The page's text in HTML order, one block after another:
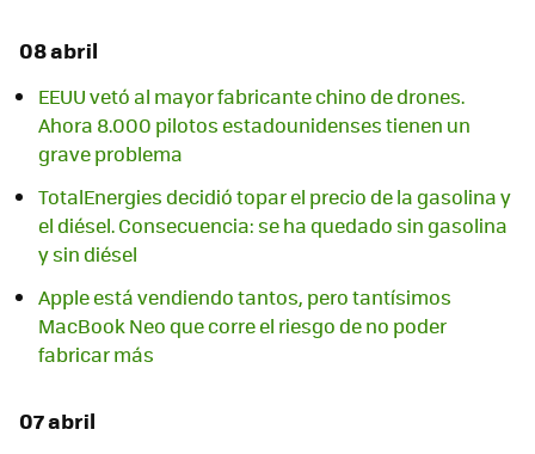
08 abril
EEUU vetó al mayor fabricante chino de drones.
Ahora 8.000 pilotos estadounidenses tienen un
grave problema
TotalEnergies decidió topar el precio de la gasolina y
el diésel. Consecuencia: se ha quedado sin gasolina
y sin diésel
Apple está vendiendo tantos, pero tantísimos
MacBook Neo que corre el riesgo de no poder
fabricar más
07 abril